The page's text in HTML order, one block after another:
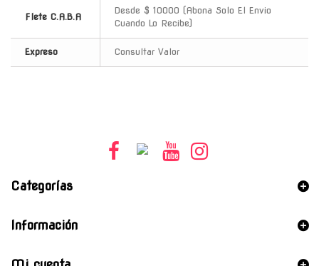
Flete C.A.B.A
Desde $ 10000 (Abona Solo El Envio
Cuando Lo Recibe)
Expreso Consultar Valor
Categorías
Información